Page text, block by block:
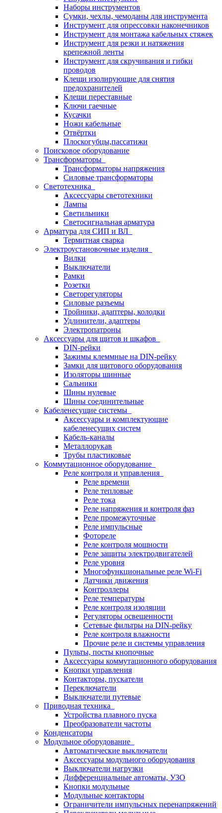
Наборы инструментов
Сумки, чехлы, чемоданы для инструмента
Инструмент для опрессовки наконечников
Инструмент для монтажа кабельных стяжек
Инструмент для резки и натяжения
крепежной ленты
Инструмент для скручивания и гибки
проводов
Клещи изолирующие для снятия
предохранителей
Клещи переставные
Ключи гаечные
Кусачки
Ножи кабельные
Отвёртки
Плоскогубцы,пассатижи
Поисковое оборудование
Трансформаторы
Трансформаторы напряжения
Силовые трансформаторы
Светотехника
Аксессуары светотехники
Лампы
Светильники
Светосигнальная арматура
Арматура для СИП и ВЛ
Термитная сварка
Электроустановочные изделия
Вилки
Выключатели
Рамки
Розетки
Светорегуляторы
Силовые разъемы
Тройники, адаптеры, колодки
Удлинители, адаптеры
Электропатроны
Аксессуары для щитов и шкафов
DIN-рейки
Зажимы клеммные на DIN-рейку
Замки для щитового оборудования
Изоляторы шинные
Сальники
Шины нулевые
Шины соединительные
Кабеленесущие системы
Аксессуары и комплектующие
кабеленесущих систем
Кабель-каналы
Металлорукав
Трубы пластиковые
Коммутационное оборудование
Реле контроля и управления
Реле времени
Реле тепловые
Реле тока
Реле напряжения и контроля фаз
Реле промежуточные
Реле импульсные
Фотореле
Реле контроля мощности
Реле защиты электродвигателей
Реле уровня
Многофункциональные реле Wi-Fi
Датчики движения
Контроллеры
Реле температуры
Реле контроля изоляции
Регуляторы освещенности
Сетевые фильтры на DIN-рейку
Реле контроля влажности
Прочие реле и системы управления
Пульты, посты кнопочные
Аксессуары коммутационного оборудования
Кнопки управления
Контакторы, пускатели
Переключатели
Выключатели путевые
Приводная техника
Устройства плавного пуска
Преобразователи частоты
Конденсаторы
Модульное оборудование
Автоматические выключатели
Аксессуары модульного оборудования
Выключатели нагрузки
Дифференциальные автоматы, УЗО
Кнопки модульные
Модульные контакторы
Ограничители импульсных перенапряжений